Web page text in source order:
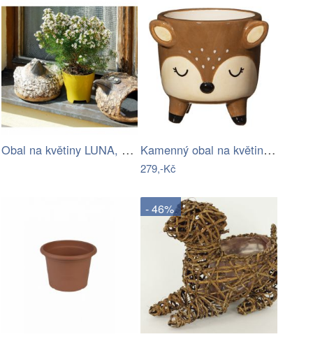
Obal na květiny LUNA, zelená oliva,… Kamenný obal na květináč Deer – Sass &…
279,-Kč
- 46%